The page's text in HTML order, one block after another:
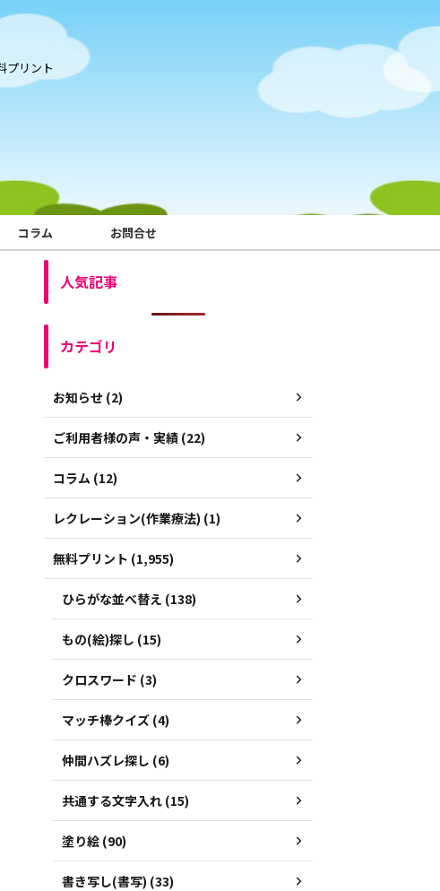
プリント
コラム お問合せ
人気記事
カテゴリ
お知らせ (2)
ご利用者様の声・実績 (22)
コラム (12)
レクレーション(作業療法) (1)
無料プリント (1,955)
ひらがな並べ替え (138)
もの(絵)探し (15)
クロスワード (3)
マッチ棒クイズ (4)
仲間ハズレ探し (6)
共通する文字入れ (15)
塗り絵 (90)
書き写し(書写) (33)